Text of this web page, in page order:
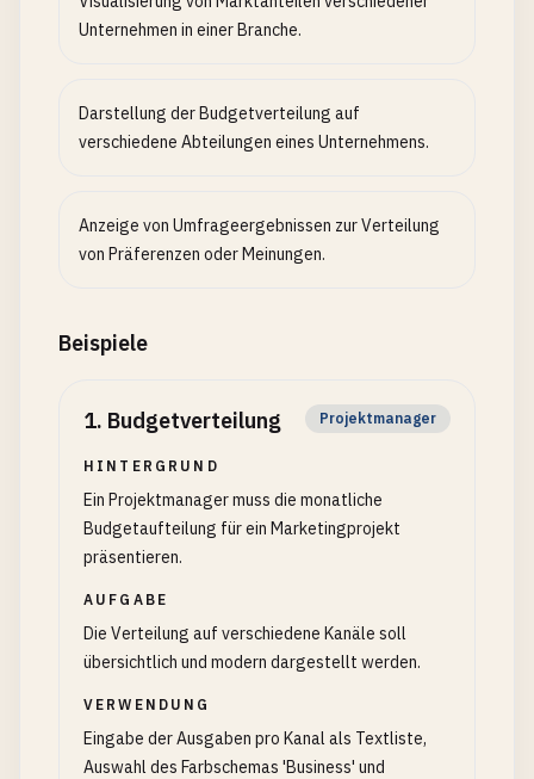
Unternehmen in einer Branche.
Darstellung der Budgetverteilung auf
verschiedene Abteilungen eines Unternehmens.
Anzeige von Umfrageergebnissen zur Verteilung
von Präferenzen oder Meinungen.
Beispiele
1. Budgetverteilung Projektmanager
HINTERGRUND
Ein Projektmanager muss die monatliche
Budgetaufteilung für ein Marketingprojekt
präsentieren.
AUFGABE
Die Verteilung auf verschiedene Kanäle soll
übersichtlich und modern dargestellt werden.
VERWENDUNG
Eingabe der Ausgaben pro Kanal als Textliste,
Auswahl des Farbschemas 'Business' und